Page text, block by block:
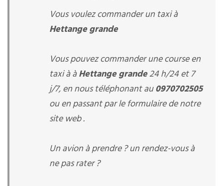
Vous voulez commander un taxi à
Hettange grande
Vous pouvez commander une course en
taxi à àHettange grande24 h/24 et 7
j/7, en nous téléphonant au0970702505
ou en passant par le formulaire de notre
site web .
Un avion à prendre ? un rendez-vous à
ne pas rater ?